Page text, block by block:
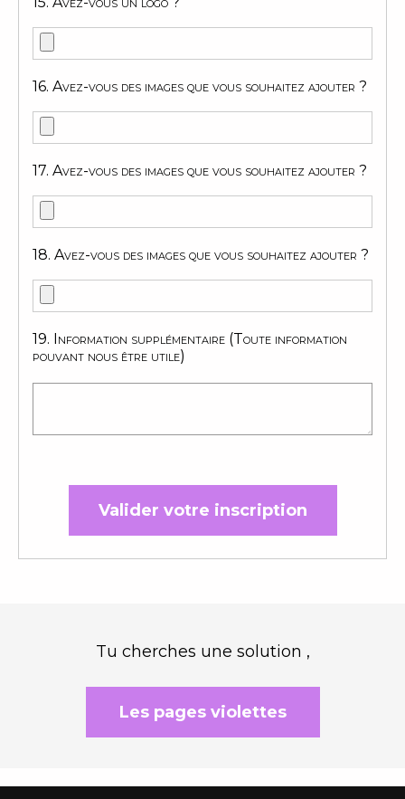
16. Avez-vous des images que vous souhaitez ajouter ?
17. Avez-vous des images que vous souhaitez ajouter ?
18. Avez-vous des images que vous souhaitez ajouter ?
19. Information supplémentaire (Toute information
pouvant nous être utile)
Valider votre inscription
Tu cherches une solution ,
Les pages violettes